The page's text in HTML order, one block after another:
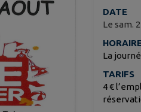
DATE
Le sam.
La
TARIFS
4 €